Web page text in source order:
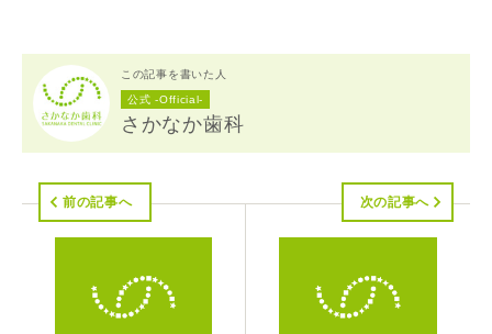
この記事を書いた人
公式 -Official-
さかなか歯科
前の記事へ 次の記事へ